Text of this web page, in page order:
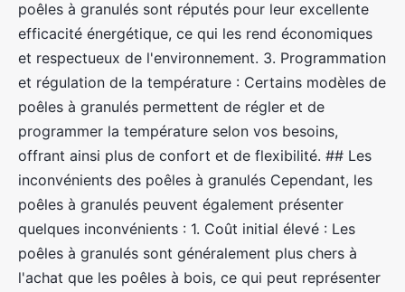
poêles à granulés sont réputés pour leur excellente
efficacité énergétique, ce qui les rend économiques
et respectueux de l'environnement. 3. Programmation
et régulation de la température : Certains modèles de
poêles à granulés permettent de régler et de
programmer la température selon vos besoins,
offrant ainsi plus de confort et de flexibilité. ## Les
inconvénients des poêles à granulés Cependant, les
poêles à granulés peuvent également présenter
quelques inconvénients : 1. Coût initial élevé : Les
poêles à granulés sont généralement plus chers à
l'achat que les poêles à bois, ce qui peut représenter